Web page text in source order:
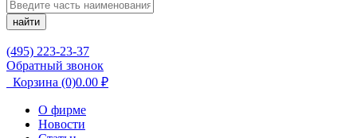
найти
(495) 223-23-37
Обратный звонок
Корзина (0)0.00 ₽
О фирме
Новости